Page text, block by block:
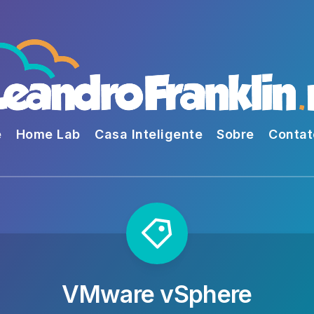
Home Lab Casa Inteligente Sobre
VMware vSphere